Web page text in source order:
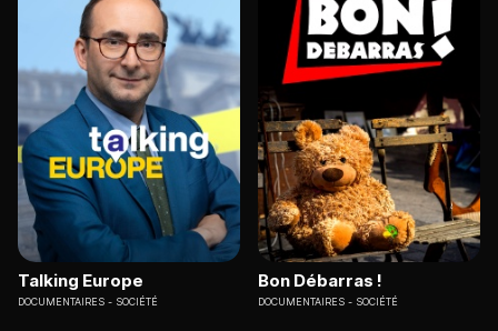
Talking Europe
DOCUMENTAIRES SOCIÉTÉ
Bon Débarras !
DOCUMENTAIRES SOCIÉTÉ